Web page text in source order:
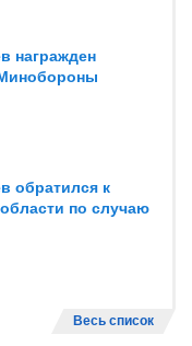
награжден
обратился к
по случаю
Весь список